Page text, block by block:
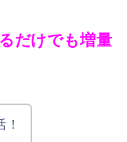
だけでも増量